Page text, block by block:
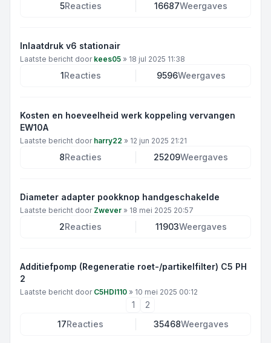
5Reacties 16687Weergaves
Inlaatdruk v6 stationair
Laatste bericht door kees05 » 18 jul 2025 11:38
1Reacties 9596Weergaves
Kosten en hoeveelheid werk koppeling vervangen
EW10A
Laatste bericht door harry22 » 12 jun 2025 21:21
8Reacties 25209Weergaves
Diameter adapter pookknop handgeschakelde
Laatste bericht door Zwever » 18 mei 2025 20:57
2Reacties 11903Weergaves
Additiefpomp (Regeneratie roet-/partikelfilter) C5 PH
2
Laatste bericht door C5HDI110 » 10 mei 2025 00:12
1
2
17Reacties 35468Weergaves